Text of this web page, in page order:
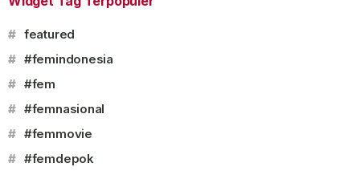
# featured
# #femindonesia
# #fem
# #femnasional
# #femmovie
# #femdepok